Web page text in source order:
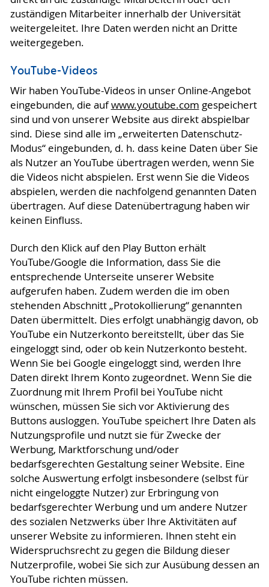
zuständigen Mitarbeiter innerhalb der Universität
weitergeleitet. Ihre Daten werden nicht an Dritte
weitergegeben.
YouTube-Videos
Wir haben YouTube-Videos in unser Online-Angebot
eingebunden, die aufwww.youtube.com gespeichert
sind und von unserer Website aus direkt abspielbar
sind. Diese sind alle im „erweiterten Datenschutz-
Modus“ eingebunden, d. h. dass keine Daten über Sie
als Nutzer an YouTube übertragen werden, wenn Sie
die Videos nicht abspielen. Erst wenn Sie die Videos
abspielen, werden die nachfolgend genannten Daten
übertragen. Auf diese Datenübertragung haben wir
keinen Einfluss.
Durch den Klick auf den Play Button erhält
YouTube/Google die Information, dass Sie die
entsprechende Unterseite unserer Website
aufgerufen haben. Zudem werden die im oben
stehenden Abschnitt „Protokollierung“ genannten
Daten übermittelt. Dies erfolgt unabhängig davon, ob
YouTube ein Nutzerkonto bereitstellt, über das Sie
eingeloggt sind, oder ob kein Nutzerkonto besteht.
Wenn Sie bei Google eingeloggt sind, werden Ihre
Daten direkt Ihrem Konto zugeordnet. Wenn Sie die
Zuordnung mit Ihrem Profil bei YouTube nicht
wünschen, müssen Sie sich vor Aktivierung des
Buttons ausloggen. YouTube speichert Ihre Daten als
Nutzungsprofile und nutzt sie für Zwecke der
Werbung, Marktforschung und/oder
bedarfsgerechten Gestaltung seiner Website. Eine
solche Auswertung erfolgt insbesondere (selbst für
nicht eingeloggte Nutzer) zur Erbringung von
bedarfsgerechter Werbung und um andere Nutzer
des sozialen Netzwerks über Ihre Aktivitäten auf
unserer Website zu informieren. Ihnen steht ein
Widerspruchsrecht zu gegen die Bildung dieser
Nutzerprofile, wobei Sie sich zur Ausübung dessen an
YouTube richten müssen.